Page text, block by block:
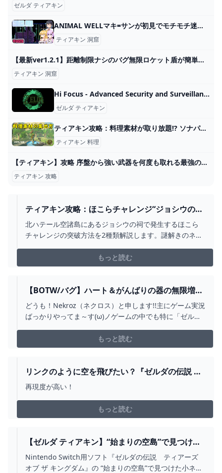
ゼルダ ティアキン
ANIMAL WELLマキ=サンが初見でモチモチ迷宮探索 その25 CeVIO AI A.I.VOICE実況 - ニコニコ動画
ティアキン 洞窟
【最新ver1.2.1】距離制限ナシのバグ無限ロケット盾が簡単過ぎてゲームが破壊されてしまった...【ゼルダの伝説ティアーズオブザキングダム】【Totk】 - YouTube
ティアキン 洞窟
Hi Focus - Advanced Security and Surveillance Solutions - Hi Focus CCTV
ゼルダ ティアキン
ティアキン攻略：料理素材が取り放題!? ソナパノの祠周辺ガイド【ゼルダ ティアーズ オブ ザ キングダム日記＃43】 - 電撃オンライン
ティアキン 料理
【ティアキン】攻略 序盤から強い武器を何度も取れる最強の無限ループ裏技【ゼルダの伝説 ティアーズ オブ ザ キングダム】 - YouTube
ティアキン 攻略
ティアキン攻略：ほこらチャレンジ“ジョシウの
祠”2種類の行き方と突破方法を解説【ゼルダ ティ
アーズ オブ ザ キングダム日記＃36】 - 電撃オンラ
北ハテール空諸島にあるジョシウの祠で発生するほこら
チャレンジの突破方法を2種類解説します。謎解きのネタ
もっと読む
【BOTW/バグ】ハート＆がんばりの器の無限増殖
バグがヤバすぎるＷＷ【ゼルダの伝説 ブレスオ
ブザワイルド】 - YOUTUBE
どうも！Nekroz（ネクロス）と申します!!主にゲーム実況
ばっかりやってま～す(ω)ノゲームの中でも特に「ゼルダ
もTwitterでもいいので気軽にご連絡ください～い!---------
--------------------------------...
もっと読む
リンクのように空を飛びたい？『ゼルダの伝説 テ
ィアキン』ゾナウギア・翼の「ラグマット」が原
再現度が高い！
もっと読む
【ゼルダ ティアキン】“始まりの空島”で見つけた
小ネタ。体当たりが強い鳥、コログはフックに直
付け可能!?【ティアーズ オブ ザ キングダム】 ゲ
Nintendo Switch用ソフト『ゼルダの伝説 ティアーズ
オブ ザ キングダム』の “始まりの空島”で見つけた小ネ